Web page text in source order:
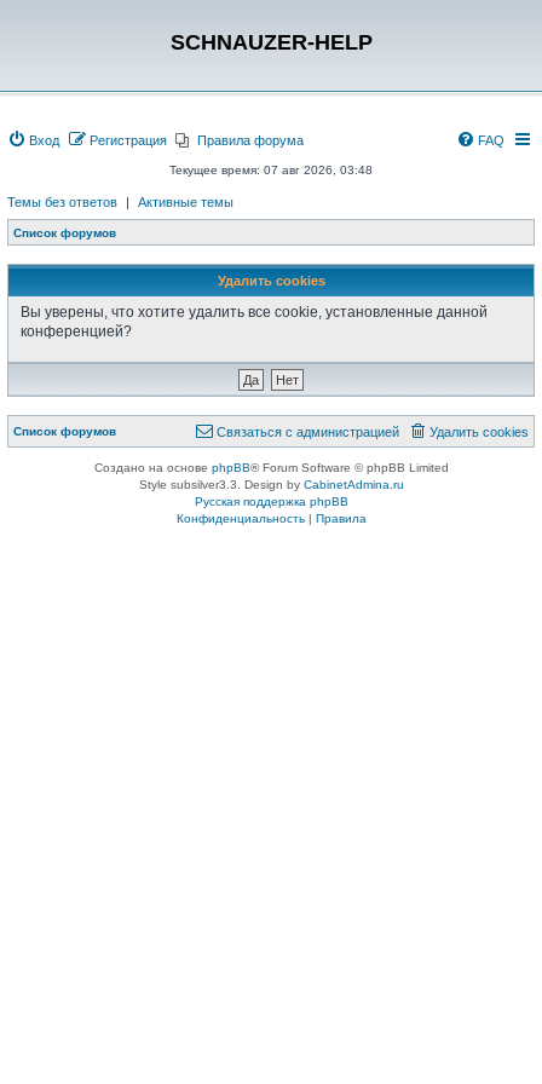
SCHNAUZER-HELP
Вход Регистрация Правила форума FAQ
Текущее время: 07 авг 2026, 03:48
Темы без ответов | Активные темы
Список форумов
Удалить cookies
Вы уверены, что хотите удалить все cookie, установленные данной
конференцией?
Список форумов Удалить cookies
Связаться с администрацией
Создано на основе phpBB® Forum Software © phpBB Limited
Style subsilver3.3. Design by CabinetAdmina.ru
Русская поддержка phpBB
Конфиденциальность| Правила